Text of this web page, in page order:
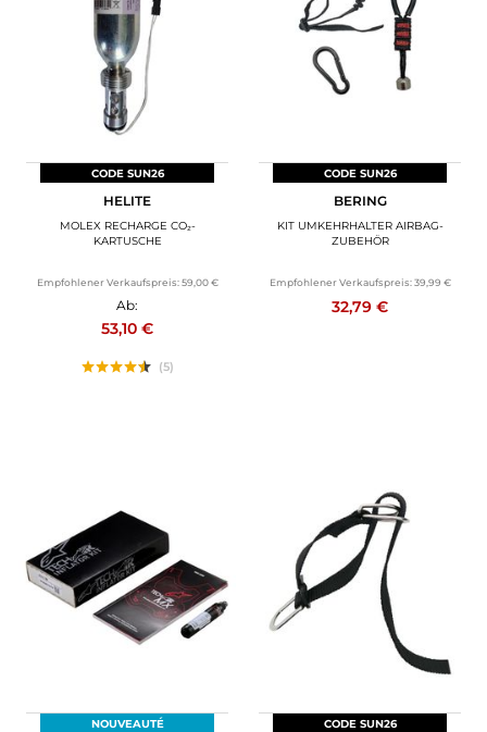
CODE SUN26
HELITE
MOLEX RECHARGE CO₂-
KARTUSCHE
Empfohlener Verkaufspreis: 59,00 €
Ab:
53,10 €
(5)
CODE SUN26
BERING
KIT UMKEHRHALTER AIRBAG-
ZUBEHÖR
Empfohlener Verkaufspreis: 39,99 €
32,79 €
NOUVEAUTÉ CODE SUN26